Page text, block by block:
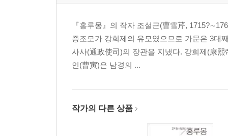
『홍루몽』의 작자 조설근(曹雪芹,
증조모가 강희제의 유모였으므로 가문은 3대
사사(通政使司)의 장관을 지냈다. 강희제(康
인(曹寅)은 남경의 ...
작가의 다른 상품